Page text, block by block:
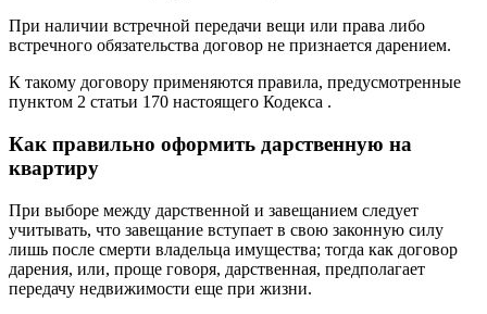
При наличии встречной передачи вещи или права либо
встречного обязательства договор не признается дарением.
К такому договору применяются правила, предусмотренные
пунктом 2 статьи 170 настоящего Кодекса .
Как правильно оформить дарственную на
квартиру
При выборе между дарственной и завещанием следует
учитывать, что завещание вступает в свою законную силу
лишь после смерти владельца имущества; тогда как договор
дарения, или, проще говоря, дарственная, предполагает
передачу недвижимости еще при жизни.